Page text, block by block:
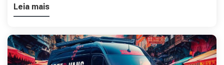
Leia mais